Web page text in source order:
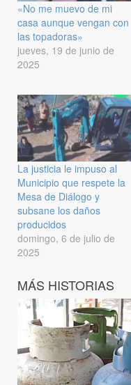
«No me muevo de mi
casa aunque vengan con
las topadoras»
jueves, 19 de junio de
2025
La justicia le impuso al
Municipio que respete la
Mesa de Diálogo y
subsane los daños
producidos
domingo, 6 de julio de
2025
MÁS HISTORIAS